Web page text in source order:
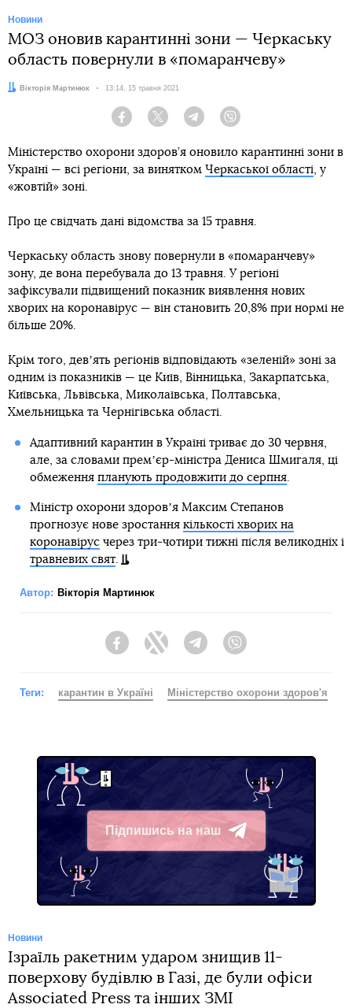
Новини
МОЗ оновив карантинні зони — Черкаську
область повернули в «помаранчеву»
Автор:Вікторія Мартинюк Дата:
13:14, 15 травня 2021
Facebook Twitter Telegram
Міністерство охорони здоров’я оновило карантинні зони в
Україні — всі регіони, за винятком Черкаської області, у
«жовтій» зоні.
Про це свідчать дані відомства за 15 травня.
Черкаську область знову повернули в «помаранчеву»
зону, де вона перебувала до 13 травня. У регіоні
зафіксували підвищений показник виявлення нових
хворих на коронавірус — він становить 20,8% при нормі не
більше 20%.
Крім того, девʼять регіонів відповідають «зеленій» зоні за
одним із показників — це Київ, Вінницька, Закарпатська,
Київська, Львівська, Миколаївська, Полтавська,
Хмельницька та Чернігівська області.
Адаптивний карантин в Україні триває до 30 червня,
але, за словами премʼєр-міністра Дениса Шмигаля, ці
обмеження планують продовжити до серпня.
Міністр охорони здоровʼя Максим Степанов
прогнозує нове зростання кількості хворих на
коронавірусчерез три-чотири тижні після великодніх і
травневих свят.
Автор: Вікторія Мартинюк
FacebookTwitter Telegram
Теги: карантин в Україні Міністерство охорони здоров'я
Підпишись на наш
Telegram
Новини
Ізраїль ракетним ударом знищив 11-
поверхову будівлю в Газі, де були офіси
Associated Press та інших ЗМІ